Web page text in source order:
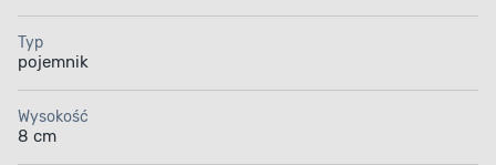
Typ
pojemnik
Wysokość
8 cm